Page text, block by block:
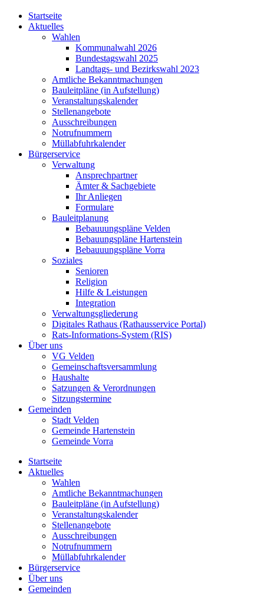
Startseite
Aktuelles
Wahlen
Kommunalwahl 2026
Bundestagswahl 2025
Landtags- und Bezirkswahl 2023
Amtliche Bekanntmachungen
Bauleitpläne (in Aufstellung)
Veranstaltungskalender
Stellenangebote
Ausschreibungen
Notrufnummern
Müllabfuhrkalender
Bürgerservice
Verwaltung
Ansprechpartner
Ämter & Sachgebiete
Ihr Anliegen
Formulare
Bauleitplanung
Bebauuungspläne Velden
Bebauungspläne Hartenstein
Bebauuungspläne Vorra
Soziales
Senioren
Religion
Hilfe & Leistungen
Integration
Verwaltungsgliederung
Digitales Rathaus (Rathausservice Portal)
Rats-Informations-System (RIS)
Über uns
VG Velden
Gemeinschaftsversammlung
Haushalte
Satzungen & Verordnungen
Sitzungstermine
Gemeinden
Stadt Velden
Gemeinde Hartenstein
Gemeinde Vorra
Startseite
Aktuelles
Wahlen
Amtliche Bekanntmachungen
Bauleitpläne (in Aufstellung)
Veranstaltungskalender
Stellenangebote
Ausschreibungen
Notrufnummern
Müllabfuhrkalender
Bürgerservice
Über uns
Gemeinden